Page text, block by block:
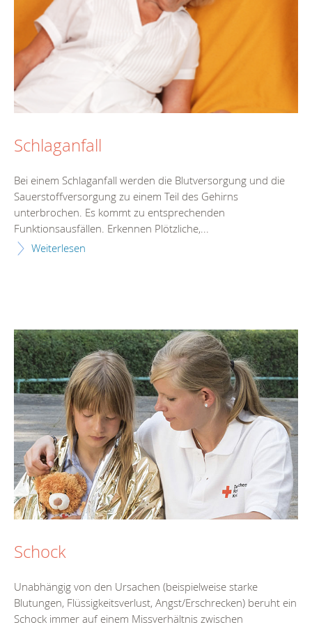
Schlaganfall
Bei einem Schlaganfall werden die Blutversorgung und die
Sauerstoffversorgung zu einem Teil des Gehirns
unterbrochen. Es kommt zu entsprechenden
Funktionsausfällen. Erkennen Plötzliche,...
Weiterlesen
Schock
Unabhängig von den Ursachen (beispielweise starke
Blutungen, Flüssigkeitsverlust, Angst/Erschrecken) beruht ein
Schock immer auf einem Missverhältnis zwischen